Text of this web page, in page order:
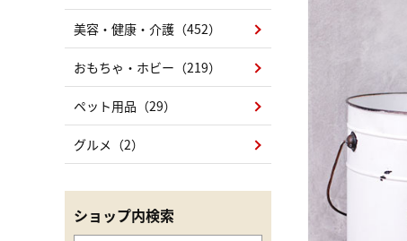
美容・健康・介護（452）
おもちゃ・ホビー（219）
ペット用品（29）
グルメ（2）
ショップ内検索